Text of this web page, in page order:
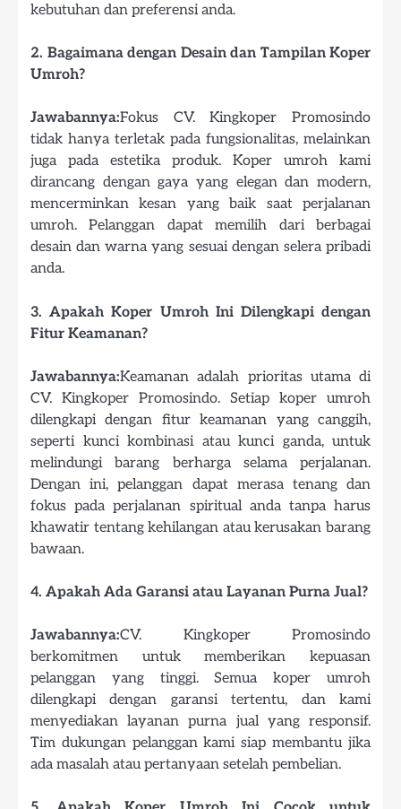
kebutuhan dan preferensi anda.
2. Bagaimana dengan Desain dan Tampilan Koper
Umroh?
Jawabannya:Fokus CV. Kingkoper Promosindo
tidak hanya terletak pada fungsionalitas, melainkan
juga pada estetika produk. Koper umroh kami
dirancang dengan gaya yang elegan dan modern,
mencerminkan kesan yang baik saat perjalanan
umroh. Pelanggan dapat memilih dari berbagai
desain dan warna yang sesuai dengan selera pribadi
anda.
3. Apakah Koper Umroh Ini Dilengkapi dengan
Fitur Keamanan?
Jawabannya:Keamanan adalah prioritas utama di
CV. Kingkoper Promosindo. Setiap koper umroh
dilengkapi dengan fitur keamanan yang canggih,
seperti kunci kombinasi atau kunci ganda, untuk
melindungi barang berharga selama perjalanan.
Dengan ini, pelanggan dapat merasa tenang dan
fokus pada perjalanan spiritual anda tanpa harus
khawatir tentang kehilangan atau kerusakan barang
bawaan.
4. Apakah Ada Garansi atau Layanan Purna Jual?
Jawabannya:CV. Kingkoper Promosindo
berkomitmen untuk memberikan kepuasan
pelanggan yang tinggi. Semua koper umroh
dilengkapi dengan garansi tertentu, dan kami
menyediakan layanan purna jual yang responsif.
Tim dukungan pelanggan kami siap membantu jika
ada masalah atau pertanyaan setelah pembelian.